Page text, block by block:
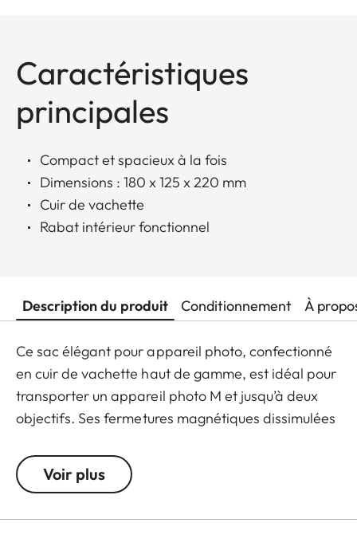
Caractéristiques
principales
Compact et spacieux à la fois
Dimensions : 180 x 125 x 220 mm
Cuir de vachette
Rabat intérieur fonctionnel
Description du produit Conditionnement À
Ce sac élégant pour appareil photo, confectionné
en cuir de vachette haut de gamme, est idéal pour
transporter un appareil photo M et jusqu’à deux
objectifs. Ses fermetures magnétiques dissimulées
discrète, tandis que le renfort de la sangle en
coton réglable garantit un confort optimal.
Voir plus